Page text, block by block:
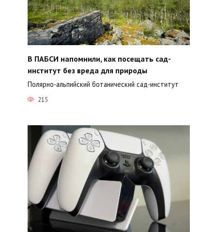
В ПАБСИ напомнили, как посещать сад-
институт без вреда для природы
Полярно-альпийский ботанический сад-институт
215